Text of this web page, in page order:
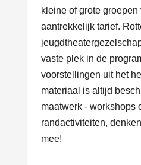
kleine of grote groepen
aantrekkelijk tarief.
vaste plek in de
voorstellingen uit het
materiaal is altijd
maatwerk - workshops
randactiviteiten,
mee!